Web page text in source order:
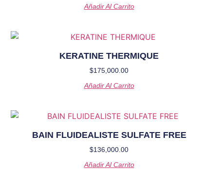
Añadir Al Carrito
KERATINE THERMIQUE
$175,000.00
Añadir Al Carrito
BAIN FLUIDEALISTE SULFATE FREE
$136,000.00
Añadir Al Carrito